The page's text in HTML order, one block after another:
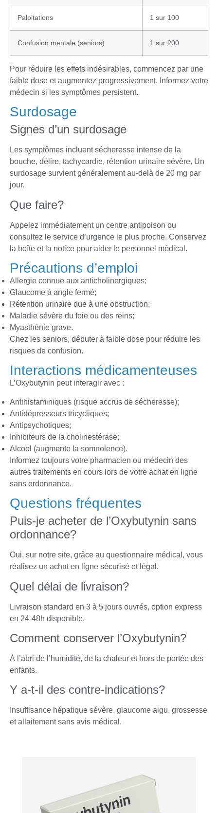
Palpitations 1 sur 100
Confusion mentale (seniors) 1 sur 200
Pour réduire les effets indésirables, commencez par une
faible dose et augmentez progressivement. Informez votre
médecin si les symptômes persistent.
Surdosage
Signes d’un surdosage
Les symptômes incluent sécheresse intense de la
bouche, délire, tachycardie, rétention urinaire sévère. Un
surdosage survient généralement au-delà de 20 mg par
jour.
Que faire?
Appelez immédiatement un centre antipoison ou
consultez le service d’urgence le plus proche. Conservez
la boîte et la notice pour aider le personnel médical.
Précautions d’emploi
Allergie connue aux anticholinergiques;
Glaucome à angle fermé;
Rétention urinaire due à une obstruction;
Maladie sévère du foie ou des reins;
Myasthénie grave.
Chez les seniors, débuter à faible dose pour réduire les
risques de confusion.
Interactions médicamenteuses
L’Oxybutynin peut interagir avec :
Antihistaminiques (risque accrus de sécheresse);
Antidépresseurs tricycliques;
Antipsychotiques;
Inhibiteurs de la cholinestérase;
Alcool (augmente la somnolence).
Informez toujours votre pharmacien ou médecin des
autres traitements en cours lors de votre achat en ligne
sans ordonnance.
Questions fréquentes
Puis-je acheter de l’Oxybutynin sans
ordonnance?
Oui, sur notre site, grâce au questionnaire médical, vous
réalisez un achat en ligne sécurisé et légal.
Quel délai de livraison?
Livraison standard en 3 à 5 jours ouvrés, option express
en 24-48h disponible.
Comment conserver l’Oxybutynin?
À l’abri de l’humidité, de la chaleur et hors de portée des
enfants.
Y a-t-il des contre-indications?
Insuffisance hépatique sévère, glaucome aigu, grossesse
et allaitement sans avis médical.